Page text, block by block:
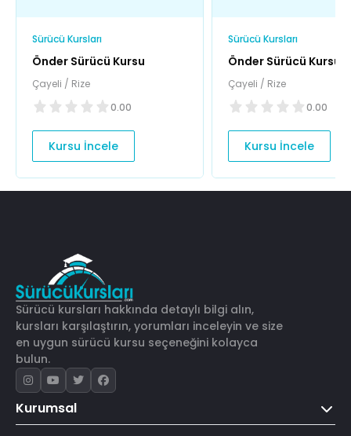
Sürücü Kursları
Önder Sürücü Kursu
Çayeli / Rize
0.00
Kursu İncele
Sürücü Kursları
Önder Sürücü Kursu
Çayeli / Rize
0.00
Kursu İncele
Sürücü kursları hakkında detaylı bilgi alın,
kursları karşılaştırın, yorumları inceleyin ve size
en uygun sürücü kursu seçeneğini kolayca
bulun.
Kurumsal